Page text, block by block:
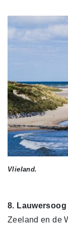
Vlieland.
8.
Zeeland en de